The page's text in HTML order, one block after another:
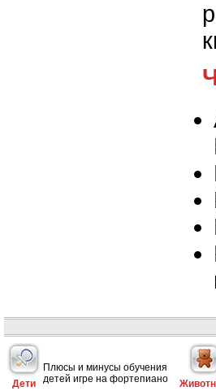
Дети
Плюсы и минусы обучения
детей игре на фортепиано